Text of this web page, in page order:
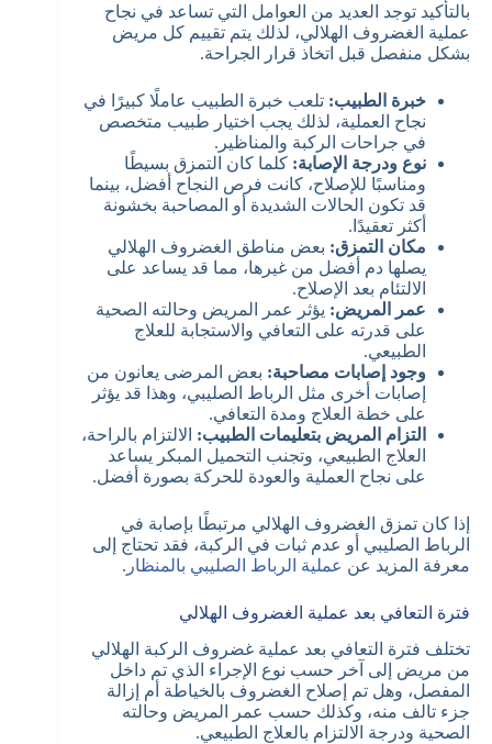
بالتأكيد توجد العديد من العوامل التي تساعد في نجاح
عملية الغضروف الهلالي، لذلك يتم تقييم كل مريض
بشكل منفصل قبل اتخاذ قرار الجراحة.
خبرة الطبيب: تلعب خبرة الطبيب عاملًا كبيرًا في
نجاح العملية، لذلك يجب اختيار طبيب متخصص
في جراحات الركبة والمناظير.
نوع ودرجة الإصابة: كلما كان التمزق بسيطًا
ومناسبًا للإصلاح، كانت فرص النجاح أفضل، بينما
قد تكون الحالات الشديدة أو المصاحبة بخشونة
أكثر تعقيدًا.
مكان التمزق: بعض مناطق الغضروف الهلالي
يصلها دم أفضل من غيرها، مما قد يساعد على
الالتئام بعد الإصلاح.
عمر المريض: يؤثر عمر المريض وحالته الصحية
على قدرته على التعافي والاستجابة للعلاج
الطبيعي.
وجود إصابات مصاحبة: بعض المرضى يعانون من
إصابات أخرى مثل الرباط الصليبي، وهذا قد يؤثر
على خطة العلاج ومدة التعافي.
التزام المريض بتعليمات الطبيب: الالتزام بالراحة،
العلاج الطبيعي، وتجنب التحميل المبكر يساعد
على نجاح العملية والعودة للحركة بصورة أفضل.
إذا كان تمزق الغضروف الهلالي مرتبطًا بإصابة في
الرباط الصليبي أو عدم ثبات في الركبة، فقد تحتاج إلى
معرفة المزيد عن عملية الرباط الصليبي بالمنظار .
فترة التعافي بعد عملية الغضروف الهلالي
تختلف فترة التعافي بعد عملية غضروف الركبة الهلالي
من مريض إلى آخر حسب نوع الإجراء الذي تم داخل
المفصل، وهل تم إصلاح الغضروف بالخياطة أم إزالة
جزء تالف منه، وكذلك حسب عمر المريض وحالته
الصحية ودرجة الالتزام بالعلاج الطبيعي.